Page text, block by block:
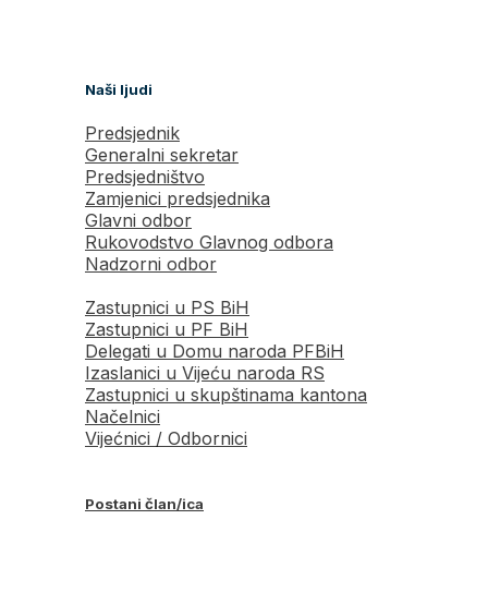
Naši ljudi
Predsjednik
Generalni sekretar
Predsjedništvo
Zamjenici predsjednika
Glavni odbor
Rukovodstvo Glavnog odbora
Nadzorni odbor
Zastupnici u PS BiH
Zastupnici u PF BiH
Delegati u Domu naroda PFBiH
Izaslanici u Vijeću naroda RS
Zastupnici u skupštinama kantona
Načelnici
Vijećnici / Odbornici
Postani član/ica